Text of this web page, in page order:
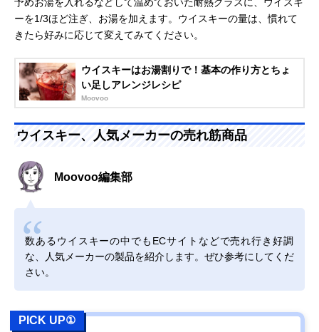
ーを1/3ほど注ぎ、お湯を加えます。ウイスキーの量は、慣れて
きたら好みに応じて変えてみてください。
ウイスキーはお湯割りで！基本の作り方とちょ
い足しアレンジレシピ
Moovoo
ウイスキー、人気メーカーの売れ筋商品
Moovoo編集部
数あるウイスキーの中でもECサイトなどで売れ行き好調
な、人気メーカーの製品を紹介します。ぜひ参考にしてくだ
さい。
PICK UP①